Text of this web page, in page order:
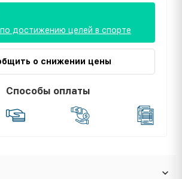
достижению целей в спорте
о снижении цены
Способы оплаты